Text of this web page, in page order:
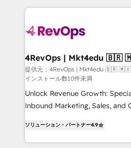
agency for a GTM engineer’s job. The choice
yours. Start winning.
experience for your team and
提供元：4RevOps | Mkt4edu
インストール数10件未満
Unlock Revenue Growth:
Inbound Marketing, Sales, and
across industries through
and customer success
ソリューション・パートナー4.9